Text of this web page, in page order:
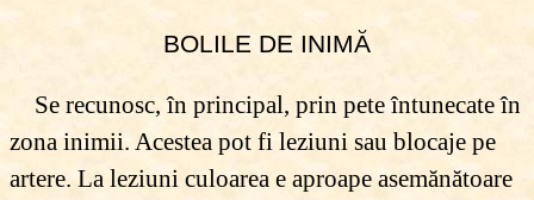
BOLILE DE INIMĂ
Se recunosc, în principal, prin pete întunecate în
zona inimii. Acestea pot fi leziuni sau blocaje pe
artere. La leziuni culoarea e aproape asemănătoare